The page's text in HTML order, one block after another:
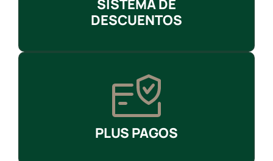
SISTEMA DE
DESCUENTOS
PLUS PAGOS